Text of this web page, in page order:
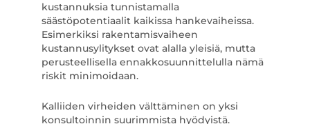
kustannuksia tunnistamalla
säästöpotentiaalit kaikissa hankevaiheissa.
Esimerkiksi rakentamisvaiheen
kustannusylitykset ovat alalla yleisiä, mutta
perusteellisella ennakkosuunnittelulla nämä
riskit minimoidaan.
Kalliiden virheiden välttäminen on yksi
konsultoinnin suurimmista hyödyistä.